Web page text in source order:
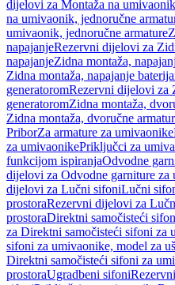
dijelovi za Montaža na
na umivaonik, jednoručne
umivaonik, jednoručne armature
napajanjeRezervni dijelovi za
napajanjeZidna montaža,
Zidna montaža, napajanje
generatoromRezervni dijelovi za
generatoromZidna montaža,
Zidna montaža, dvoručne
PriborZa armature za umivaonike
za umivaonikePriključci za
funkcijom ispiranjaOdvodne
dijelovi za Odvodne garniture za
dijelovi za Lučni sifoniLučni
prostoraRezervni dijelovi za
prostoraDirektni samočisteći
za Direktni samočisteći sifoni za
sifoni za umivaonike, model za
Direktni samočisteći sifoni za
prostoraUgradbeni sifoni